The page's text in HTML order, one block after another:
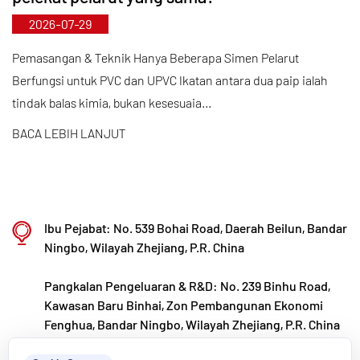
memastikan kualiti produk yang unggul melalui
pembuatan automatik yang standard dan
penyumberan ketat bahan mentah yang diimport.
Sejajar dengan strategi pembangunan
antarabangsa kami, kami sentiasa memantau arah
aliran pasaran global dan memanfaatkan saluran
Ningbo • Fenghua R&D & Pangkalan Pengeluaran
Kaixin Ultra-Pure Pipe Technology (Ningbo) Co.,
Ltd. telah menubuhkan makmal bahan baharu
dengan kerjasama universiti dan institut
2026-07-29
Pemasangan & Teknik Hanya Beberapa Simen Pelarut
Berfungsi untuk PVC dan UPVC Ikatan antara dua paip ialah
tindak balas kimia, bukan kesesuaia...
BACA LEBIH LANJUT
Ibu Pejabat: No. 539 Bohai Road, Daerah Beilun, Bandar
Ningbo, Wilayah Zhejiang, P.R. China
Pangkalan Pengeluaran & R&D: No. 239 Binhu Road,
Kawasan Baru Binhai, Zon Pembangunan Ekonomi
Fenghua, Bandar Ningbo, Wilayah Zhejiang, P.R. China